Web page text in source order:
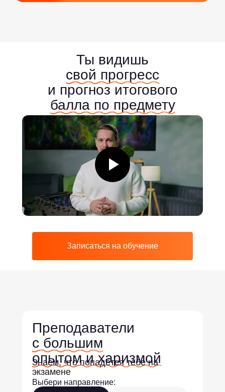
Ты видишь
свой прогресс
и прогноз итогового
балла по предмету
Записаться на обучение
Преподаватели
с большим
опытом и харизмой
Знаем, что попадётся тебе на
экзамене
Выбери направление: